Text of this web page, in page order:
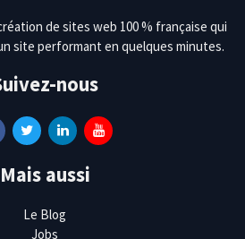
de sites web 100 % française qui
site performant en quelques minutes.
nous
Mais aussi
Le Blog
Jobs